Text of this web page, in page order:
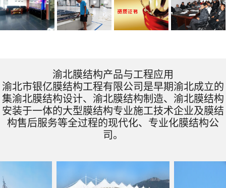
渝北膜结构产品与工程应用
渝北市银亿膜结构工程有限公司是早期渝北成立的
集渝北膜结构设计、渝北膜结构制造、渝北膜结构
安装于一体的大型膜结构专业施工技术企业及膜结
构售后服务等全过程的现代化、专业化膜结构公
司。